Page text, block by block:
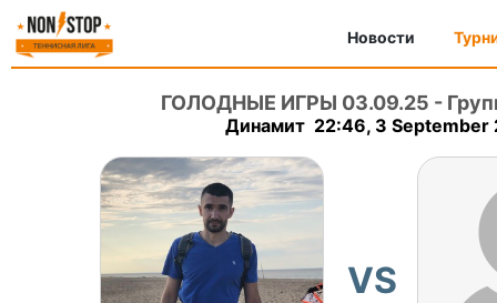
Новости
ГОЛОДНЫЕ ИГРЫ 03.09.25 -
Динамит 22:46, 3 September
VS